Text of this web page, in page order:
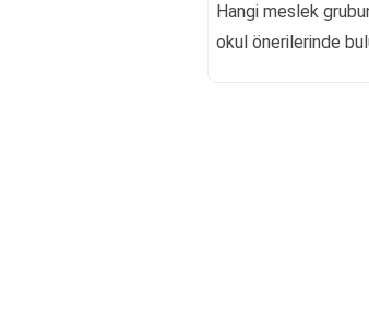
Hangi meslek
okul önerilerinde